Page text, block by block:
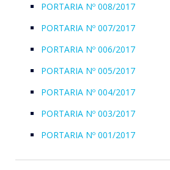
PORTARIA Nº 008/2017
PORTARIA Nº 007/2017
PORTARIA Nº 006/2017
PORTARIA Nº 005/2017
PORTARIA Nº 004/2017
PORTARIA Nº 003/2017
PORTARIA Nº 001/2017